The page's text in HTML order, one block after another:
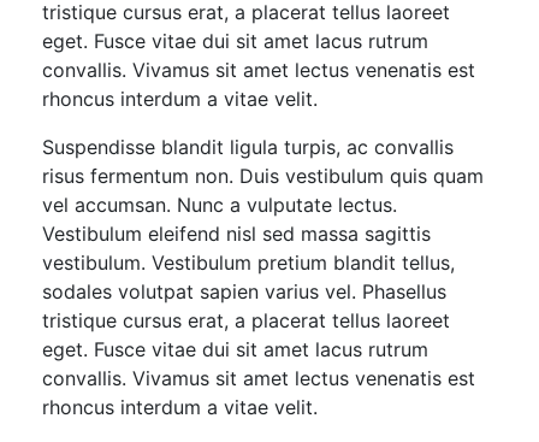
tristique cursus erat, a placerat tellus laoreet
eget. Fusce vitae dui sit amet lacus rutrum
convallis. Vivamus sit amet lectus venenatis est
rhoncus interdum a vitae velit.
Suspendisse blandit ligula turpis, ac convallis
risus fermentum non. Duis vestibulum quis quam
vel accumsan. Nunc a vulputate lectus.
Vestibulum eleifend nisl sed massa sagittis
vestibulum. Vestibulum pretium blandit tellus,
sodales volutpat sapien varius vel. Phasellus
tristique cursus erat, a placerat tellus laoreet
eget. Fusce vitae dui sit amet lacus rutrum
convallis. Vivamus sit amet lectus venenatis est
rhoncus interdum a vitae velit.